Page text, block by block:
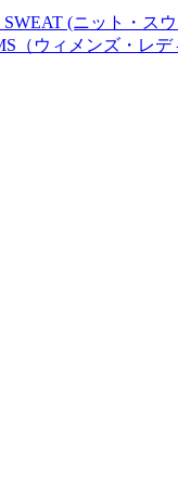
(ニット・ス
（ウィメンズ・レデ